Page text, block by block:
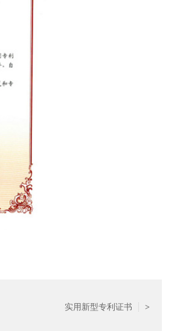
实用新型专利证书 >